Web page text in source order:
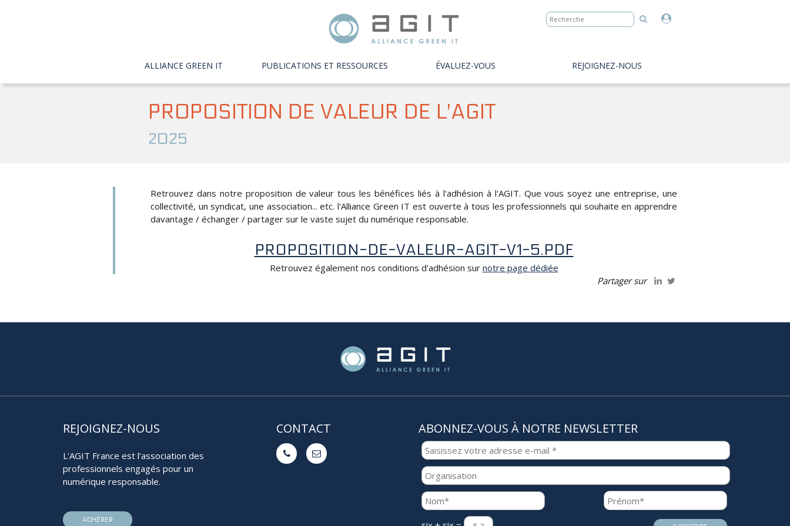
ALLIANCE GREEN IT PUBLICATIONS ET RESSOURCES ÉVALUEZ-VOUS REJOIGNEZ-NOUS
PROPOSITION DE VALEUR DE L'AGIT
2025
Retrouvez dans notre proposition de valeur tous les bénéfices liés à l'adhésion à l'AGIT. Que vous soyez une entreprise, une
collectivité, un syndicat, une association... etc. l'Alliance Green IT est ouverte à tous les professionnels qui souhaite en apprendre
davantage / échanger / partager sur le vaste sujet du numérique responsable.
PROPOSITION-DE-VALEUR-AGIT-V1-5.PDF
Retrouvez également nos conditions d'adhésion sur notre page dédiée
Partager sur
REJOIGNEZ-NOUS
L'AGIT France est l’association des
professionnels engagés pour un
numérique responsable.
ADHÉRER
CONTACT
 
ABONNEZ-VOUS À NOTRE NEWSLETTER